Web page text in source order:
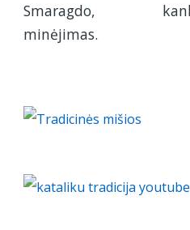
Smaragdo,
minėjimas.